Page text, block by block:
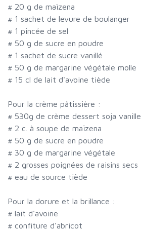
# 20 g de maïzena
# 1 sachet de levure de boulanger
# 1 pincée de sel
# 50 g de sucre en poudre
# 1 sachet de sucre vanillé
# 50 g de margarine végétale molle
# 15 cl de lait d'avoine tiède
Pour la crème pâtissière :
# 530g de crème dessert soja vanille
# 2 c. à soupe de maïzena
# 50 g de sucre en poudre
# 30 g de margarine végétale
# 2 grosses poignées de raisins secs
# eau de source tiède
Pour la dorure et la brillance :
# lait d'avoine
# confiture d'abricot